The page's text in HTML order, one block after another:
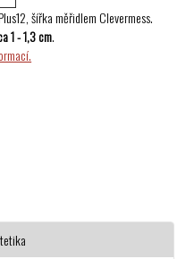
šířka měřidlem Clevermess.
1 - 1,3 cm.